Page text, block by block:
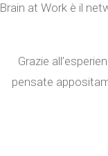
Brain at Work è il
Grazie
pensate